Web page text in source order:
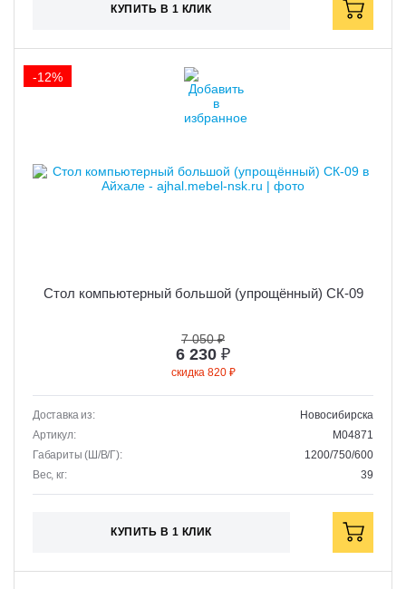
КУПИТЬ В 1 КЛИК
Стол компьютерный большой (упрощённый) СК-09
7 050 ₽
6 230 ₽
скидка 820 ₽
Доставка из:
Новосибирска
Артикул:
M04871
Габариты (Ш/В/Г):
1200/750/600
Вес, кг:
39
КУПИТЬ В 1 КЛИК
-12%